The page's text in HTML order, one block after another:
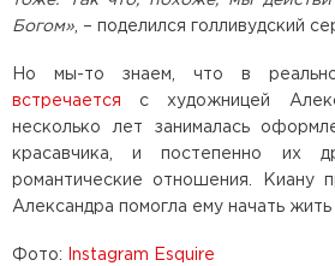
Богом» , – поделился голливудский
Но мы-то знаем, что в
встречается с художницей
несколько лет занималась
красавчика, и постепенно их
романтические отношения. Киану
Александра помогла ему начать жить
Фото: Instagram Esquire